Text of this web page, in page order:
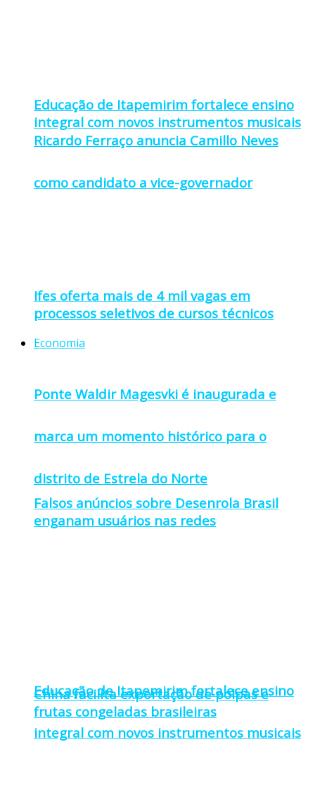
Ricardo Ferraço anuncia Camillo Neves
como candidato a vice-governador
Ponte Waldir Magesvki é inaugurada e
marca um momento histórico para o
distrito de Estrela do Norte
Educação de Itapemirim fortalece ensino
integral com novos instrumentos musicais
Educação de Itapemirim fortalece ensino
integral com novos instrumentos musicais
Ifes oferta mais de 4 mil vagas em
processos seletivos de cursos técnicos
Economia
Falsos anúncios sobre Desenrola Brasil
enganam usuários nas redes
China facilita exportação de polpas e
frutas congeladas brasileiras